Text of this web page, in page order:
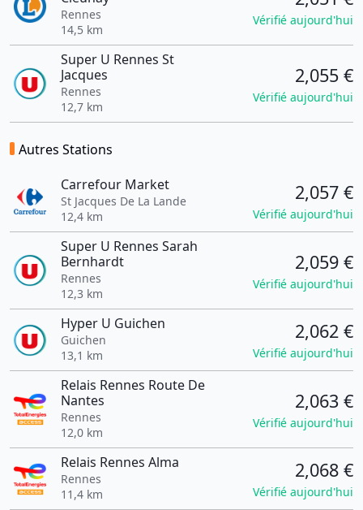
Rennes
14,5 km
Vérifié aujourd'hui
Super U Rennes St
Jacques
Rennes
12,7 km
2,055 €
Vérifié aujourd'hui
Autres Stations
Carrefour Market
St Jacques De La Lande
12,4 km
2,057 €
Vérifié aujourd'hui
Super U Rennes Sarah
Bernhardt
Rennes
12,3 km
2,059 €
Vérifié aujourd'hui
Hyper U Guichen
Guichen
13,1 km
2,062 €
Vérifié aujourd'hui
Relais Rennes Route De
Nantes
Rennes
12,0 km
2,063 €
Vérifié aujourd'hui
Relais Rennes Alma
Rennes
11,4 km
2,068 €
Vérifié aujourd'hui